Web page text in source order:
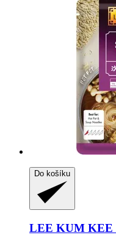
Do košíku
LEE KUM KEE